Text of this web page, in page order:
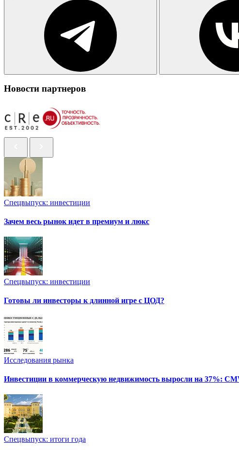
Новости партнеров
Спецвыпуск: инвестиции
Зачем весь рынок идет в премиум и люкс
Спецвыпуск: инвестиции
Готовы ли инвесторы к длинной игре с ЦОД?
Исследования рынка
Инвестиции в коммерческую недвижимость выросли на 37%:
Спецвыпуск: итоги года